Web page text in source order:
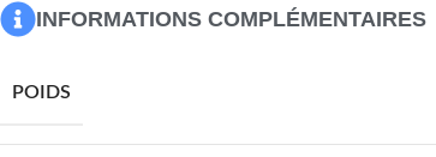
INFORMATIONS COMPLÉMENTAIRES
POIDS